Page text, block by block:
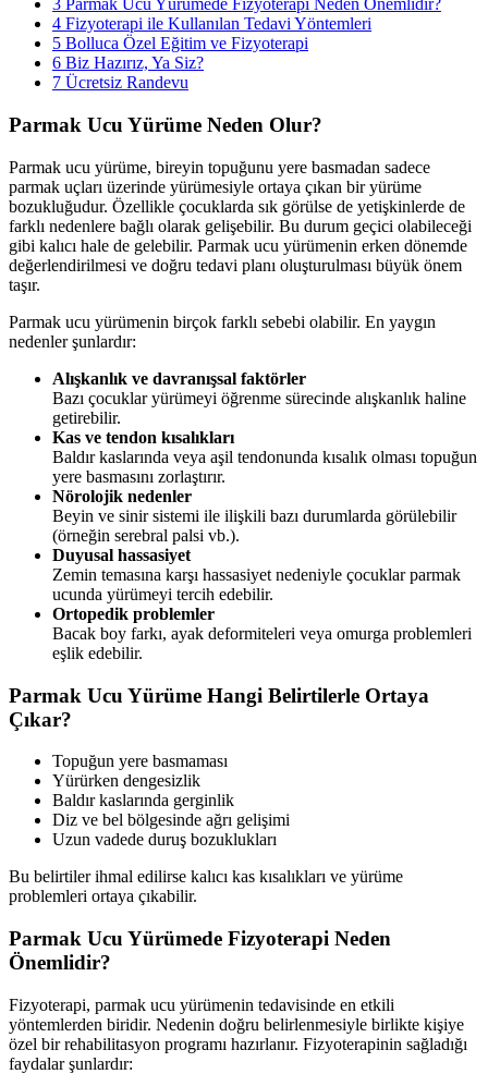
3 Parmak Ucu Yürümede Fizyoterapi Neden Önemlidir?
4 Fizyoterapi ile Kullanılan Tedavi Yöntemleri
5 Bolluca Özel Eğitim ve Fizyoterapi
6 Biz Hazırız, Ya Siz?
7 Ücretsiz Randevu
Parmak Ucu Yürüme Neden Olur?
Parmak ucu yürüme, bireyin topuğunu yere basmadan sadece
parmak uçları üzerinde yürümesiyle ortaya çıkan bir yürüme
bozukluğudur. Özellikle çocuklarda sık görülse de yetişkinlerde de
farklı nedenlere bağlı olarak gelişebilir. Bu durum geçici olabileceği
gibi kalıcı hale de gelebilir. Parmak ucu yürümenin erken dönemde
değerlendirilmesi ve doğru tedavi planı oluşturulması büyük önem
taşır.
Parmak ucu yürümenin birçok farklı sebebi olabilir. En yaygın
nedenler şunlardır:
Alışkanlık ve davranışsal faktörler
Bazı çocuklar yürümeyi öğrenme sürecinde alışkanlık haline
getirebilir.
Kas ve tendon kısalıkları
Baldır kaslarında veya aşil tendonunda kısalık olması topuğun
yere basmasını zorlaştırır.
Nörolojik nedenler
Beyin ve sinir sistemi ile ilişkili bazı durumlarda görülebilir
(örneğin serebral palsi vb.).
Duyusal hassasiyet
Zemin temasına karşı hassasiyet nedeniyle çocuklar parmak
ucunda yürümeyi tercih edebilir.
Ortopedik problemler
Bacak boy farkı, ayak deformiteleri veya omurga problemleri
eşlik edebilir.
Parmak Ucu Yürüme Hangi Belirtilerle Ortaya
Çıkar?
Topuğun yere basmaması
Yürürken dengesizlik
Baldır kaslarında gerginlik
Diz ve bel bölgesinde ağrı gelişimi
Uzun vadede duruş bozuklukları
Bu belirtiler ihmal edilirse kalıcı kas kısalıkları ve yürüme
problemleri ortaya çıkabilir.
Parmak Ucu Yürümede Fizyoterapi Neden
Önemlidir?
Fizyoterapi, parmak ucu yürümenin tedavisinde en etkili
yöntemlerden biridir. Nedenin doğru belirlenmesiyle birlikte kişiye
özel bir rehabilitasyon programı hazırlanır. Fizyoterapinin sağladığı
faydalar şunlardır: